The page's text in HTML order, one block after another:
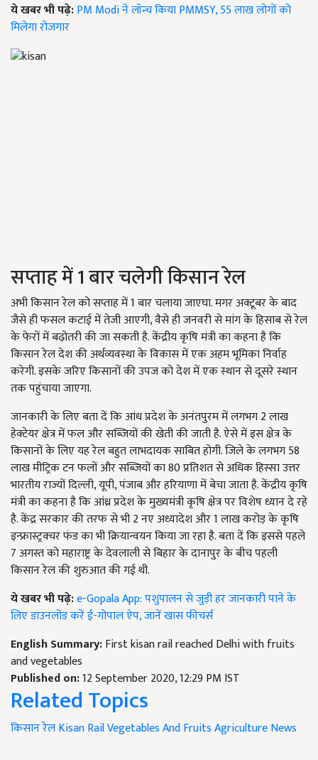
ये खबर भी पढ़े:PM Modi ने लॉन्च किया PMMSY, 55 लाख लोगों को
मिलेगा रोजगार
सप्ताह में 1 बार चलेगी किसान रेल
अभी किसान रेल को सप्ताह में 1 बार चलाया जाएघा. मगर अक्टूबर के बाद
जैसे ही फसल कटाई में तेजी आएगी, वैसे ही जनवरी से मांग के हिसाब से रेल
के फेरों में बढ़ोतरी की जा सकती है. केंद्रीय कृषि मंत्री का कहना है कि
किसान रेल देश की अर्थव्यवस्था के विकास में एक अहम भूमिका निर्वाह
करेगी. इसके जरिए किसानों की उपज को देश में एक स्थान से दूसरे स्थान
तक पहुंचाया जाएगा.
जानकारी के लिए बता दें कि आंध प्रदेश के अनंतपुरम में लगभग 2 लाख
हेक्टेयर क्षेत्र में फल और सब्जियों की खेती की जाती है. ऐसे में इस क्षेत्र के
किसानों के लिए यह रेल बहुत लाभदायक साबित होगी. जिले के लगभग 58
लाख मीट्रिक टन फलों और सब्जियों का 80 प्रतिशत से अधिक हिस्सा उत्तर
भारतीय राज्यों दिल्ली, यूपी, पंजाब और हरियाणा में बेचा जाता है. केंद्रीय कृषि
मंत्री का कहना है कि आंध्र प्रदेश के मुख्यमंत्री कृषि क्षेत्र पर विशेष ध्यान दे रहे
है. केंद्र सरकार की तरफ से भी 2 नए अध्यादेश और 1 लाख करोड़ के कृषि
इन्फ्रास्ट्रक्चर फंड का भी क्रियान्वयन किया जा रहा है. बता दें कि इससे पहले
7 अगस्त को महाराष्ट्र के देवलाली से बिहार के दानापुर के बीच पहली
किसान रेल की शुरुआत की गई थी.
ये खबर भी पढ़े:e-Gopala App: पशुपालन से जुड़ी हर जानकारी पाने के
लिए डाउनलोड करें ई-गोपाल ऐप, जानें खास फीचर्स
English Summary:First kisan rail reached Delhi with fruits
and vegetables
Published on:12 September 2020, 12:29 PM IST
Related Topics
किसान रेलKisan RailVegetables And FruitsAgriculture News